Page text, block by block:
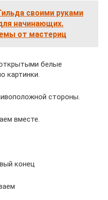
своими руками
начинающих.
от мастериц
белые
картинки.
стороны.
вместе.
конец